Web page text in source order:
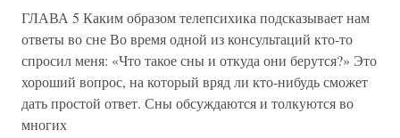
ГЛАВА 5 Каким образом телепсихика подсказывает нам
ответы во сне Во время одной из консультаций кто-то
спросил меня: «Что такое сны и откуда они берутся?» Это
хороший вопрос, на который вряд ли кто-нибудь сможет
дать простой ответ. Сны обсуждаются и толкуются во
многих